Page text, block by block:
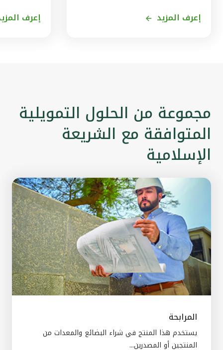
إعرف المزيد إعرف
مجموعة من الحلول التمويلية
المتوافقة مع الشريعة
الإسلامية
المرابحة
يستخدم هذا المنتج في شراء البضائع والمعدات من
المنتجين أو المصدرين...